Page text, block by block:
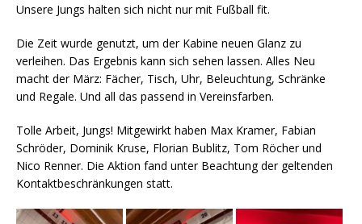
Unsere Jungs halten sich nicht nur mit Fußball fit.
Die Zeit wurde genutzt, um der Kabine neuen Glanz zu
verleihen. Das Ergebnis kann sich sehen lassen. Alles Neu
macht der März: Fächer, Tisch, Uhr, Beleuchtung, Schränke
und Regale. Und all das passend in Vereinsfarben.
Tolle Arbeit, Jungs! Mitgewirkt haben Max Kramer, Fabian
Schröder, Dominik Kruse, Florian Bublitz, Tom Röcher und
Nico Renner. Die Aktion fand unter Beachtung der geltenden
Kontaktbeschränkungen statt.